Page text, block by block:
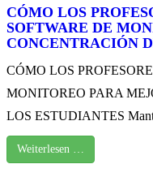
CÓMO LOS
SOFTWARE DE
CONCENTRACIÓN
CÓMO LOS
MONITOREO PARA
LOS ESTUDIANTES
Weiterlesen …